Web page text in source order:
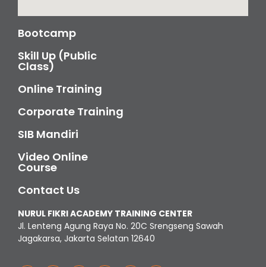
Bootcamp
Skill Up (Public
Class)
Online Training
Corporate Training
SIB Mandiri
Video Online
Course
Contact Us
NURUL FIKRI ACADEMY TRAINING CENTER
Jl. Lenteng Agung Raya No. 20C Srengseng Sawah
Jagakarsa, Jakarta Selatan 12640